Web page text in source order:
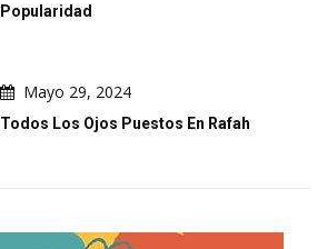
Popularidad
Mayo 29, 2024
Todos Los Ojos Puestos En Rafah